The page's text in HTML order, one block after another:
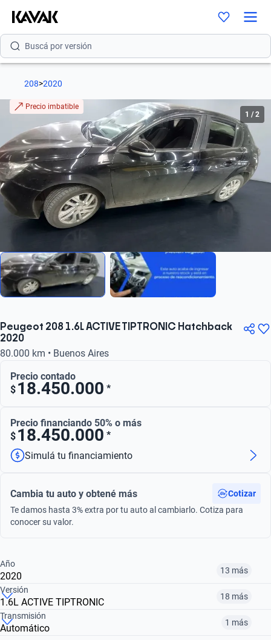
Buscá por modelo
Buscá por versión
Buscá por marca
Buscá por modelo
Buscá por versión
Buscá por año
208>2020
Precio imbatible
1 /2
Peugeot 208 1.6L ACTIVE TIPTRONIC Hatchback
2020
80.000 km • Buenos Aires
Precio contado
$ 18.450.000 *
Precio financiando 50% o más
$ 18.450.000 *
Simulá tu financiamiento
Cambia tu auto y obtené más
Cotizar
Te damos hasta 3% extra por tu auto al cambiarlo. Cotiza para
conocer su valor.
Año
2020 13 más
2013
$ 11.461.000
2014
Versión
1.6L ACTIVE TIPTRONIC 18 más
1.6L ALLURE
Transmisión
Automático 1 más